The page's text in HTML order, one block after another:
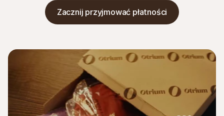
Zacznij przyjmować płatności